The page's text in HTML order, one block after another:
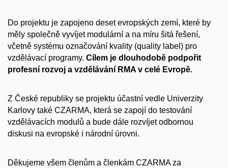
Do projektu je zapojeno deset evropských zemí, které by
měly společně vyvíjet modulární a na míru šitá řešení,
včetně systému označování kvality (quality label) pro
vzdělávací programy. Cílem je dlouhodobě podpořit
profesní rozvoj a vzdělávání RMA v celé Evropě.
Z České republiky se projektu účastní vedle Univerzity
Karlovy také CZARMA, která se zapojí do testování
vzdělávacích modulů a bude dále rozvíjet odbornou
diskusi na evropské i národní úrovni.
Děkujeme všem členům a členkám CZARMA za